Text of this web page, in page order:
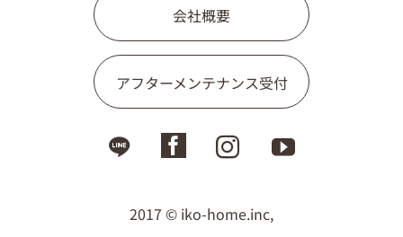
会社概要
アフターメンテナンス受付
2017 © iko-home.inc,